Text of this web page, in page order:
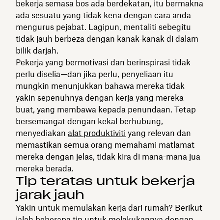
bekerja semasa bos ada berdekatan, itu bermakna
ada sesuatu yang tidak kena dengan cara anda
mengurus pejabat. Lagipun, mentaliti sebegitu
tidak jauh berbeza dengan kanak-kanak di dalam
bilik darjah.
Pekerja yang bermotivasi dan berinspirasi tidak
perlu diselia—dan jika perlu, penyeliaan itu
mungkin menunjukkan bahawa mereka tidak
yakin sepenuhnya dengan kerja yang mereka
buat, yang membawa kepada penundaan. Tetap
bersemangat dengan kekal berhubung,
menyediakan alat produktiviti yang relevan dan
memastikan semua orang memahami matlamat
mereka dengan jelas, tidak kira di mana-mana jua
mereka berada.
Tip teratas untuk bekerja
jarak jauh
Yakin untuk memulakan kerja dari rumah? Berikut